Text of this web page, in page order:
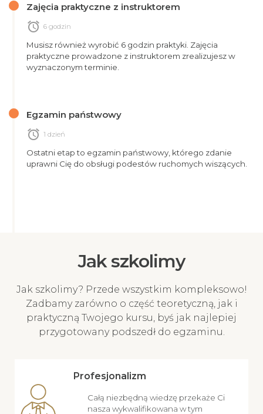
Zajęcia praktyczne z instruktorem
alarm 6 godzin
Musisz również wyrobić 6 godzin praktyki. Zajęcia
praktyczne prowadzone z instruktorem zrealizujesz w
wyznaczonym terminie.
Egzamin państwowy
alarm 1 dzień
Ostatni etap to egzamin państwowy, którego zdanie
uprawni Cię do obsługi podestów ruchomych wiszących.
Jak szkolimy
Jak szkolimy? Przede wszystkim kompleksowo!
Zadbamy zarówno o część teoretyczną, jak i
praktyczną Twojego kursu, byś jak najlepiej
przygotowany podszedł do egzaminu.
Profesjonalizm
Całą niezbędną wiedzę przekaże Ci
nasza wykwalifikowana w tym